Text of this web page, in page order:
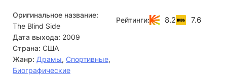
Оригинальное название:
The Blind Side
Дата выхода: 2009
Страна: США
Жанр: Драмы, Спортивные,
Биографические
Рейтинги: 8.2 7.6